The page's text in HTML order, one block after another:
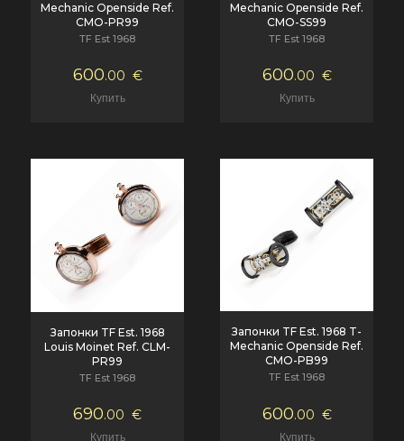
Mechanic Openside Ref.
CMO-PR99
TF Est 1968
600.00 €
Mechanic Openside Ref.
CMO-SS99
TF Est 1968
600.00 €
Запонки TF Est. 1968
Louis Moinet Ref. CLM-
PR99
TF Est 1968
690.00 €
Запонки TF Est. 1968 T-
Mechanic Openside Ref.
CMO-PB99
TF Est 1968
600.00 €